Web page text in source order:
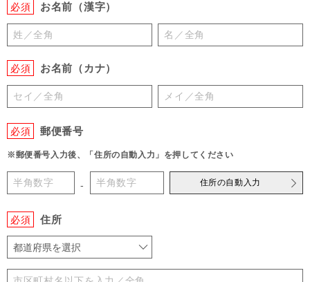
必須 お名前（漢字）
必須 お名前（カナ）
必須 郵便番号
※郵便番号入力後、「住所の自動入力」を押してください
- 住所の自動入力
必須 住所
都道府県を選択